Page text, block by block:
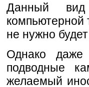
Данный вид
компьютерной
не нужно
Однако даже
подводные
желаемый